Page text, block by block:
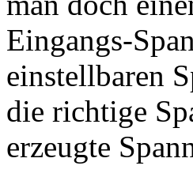
Eingangs-
einstellbaren
die richtige
erzeugte